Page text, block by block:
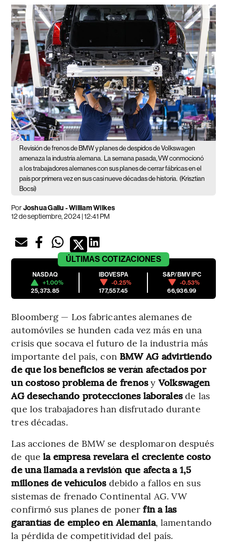
Revisión de frenos de BMW y planes de despidos de Volkswagen
amenaza la industria alemana.
La semana pasada, VW conmocionó
a los trabajadores alemanes con sus planes de cerrar fábricas en el
país por primera vez en sus casi nueve décadas de historia. (Krisztian
Bocsi)
PorJoshua Gallu - William Wilkes
12 de septiembre, 2024 | 12:41 PM
ÚLTIMAS COTIZACIONES
NASDAQ
+1.00%
25,373.85
IBOVESPA
-0.25%
177,557.45
S&P/BMV IPC
-0.53%
66,936.99
Bloomberg — Los fabricantes alemanes de
automóviles se hunden cada vez más en una
crisis que socava el futuro de la industria más
importante del país, con BMW AG advirtiendo
de que los beneficios se verán afectados por
un costoso problema de frenosyVolkswagen
AG desechando protecciones laboralesde las
que los trabajadores han disfrutado durante
tres décadas.
Las acciones de BMW se desplomaron después
de quela empresa revelara el creciente costo
de una llamada a revisión que afecta a 1,5
millones de vehículosdebido a fallos en sus
sistemas de frenado Continental AG. VW
confirmó sus planes de ponerfin a las
garantías de empleo en Alemania, lamentando
la pérdida de competitividad del país.